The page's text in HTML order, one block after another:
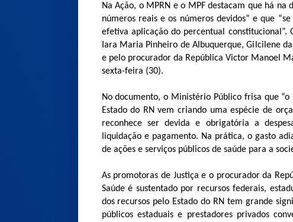
Na Ação, o MPRN e o MPF destacam que há
números reais e os números devidos” e que
efetiva aplicação do percentual constitucional”.
Iara Maria Pinheiro de Albuquerque, Gilcilene
e pelo procurador da República Victor Manoel
sexta-feira (30).
No documento, o Ministério Público frisa que
Estado do RN vem criando uma espécie de
reconhece ser devida e obrigatória a
liquidação e pagamento. Na prática, o gasto
de ações e serviços públicos de saúde para a
As promotoras de Justiça e o procurador da
Saúde é sustentado por recursos federais,
dos recursos pelo Estado do RN tem grande
públicos estaduais e prestadores privados